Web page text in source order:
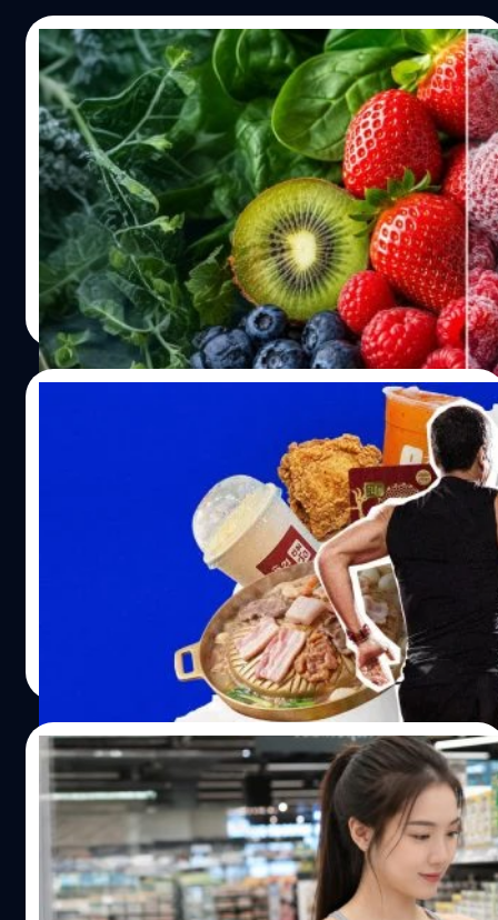
ไร้คนขับทางการแพทย์ (Drone)” เฉลิมพระเกียรติพระบาท
สมเด็จพระเจ้าอยู่หัว เนื่องในโอกาสวันเฉลิมพระชนมพรรษา
28 กรกฎาคม 2569 ซึ่งเปิดตัวอย่างเป็นทางการ ณ สนามกีฬา
พญาผานอง อำเภอปัว จังหวัดน่าน เมื่อวันที่ 16 กรกฎาคมที่
ผ่านมา โครงการนี้คือความร่วมมือครั้งสำคัญระหว่าง
กระทรวงสาธารณสุข และ บริษัท ทรู คอร์ปอเรชั่น จำกัด
(มหาชน) ร่วมด้วยภาคีเครือข่ายระดับประเทศอย่างสำนักงาน
การบินพลเรือนแห่งประเทศไทย (CAAT), สำนักงาน กสทช.
และ บริษัท วิทยุการบินแห่งประเทศไทย (AEROTHAI) เพื่อปู
ทางสู่การปฏิรูประบบโลจิสติกส์สาธารณสุขไทยทั่วประเทศ
ทำไมต้องเริ่มที่ อำเภอปัว จังหวัดน่าน อุปสรรคทางภูมิศาสตร์
ที่เทคโนโลยีต้องเอาชนะ อำเภอปัว จังหวัดน่าน ได้รับเลือกให้
เป็นพื้นที่คิกออฟปฏิบัติการจริงครั้งแรก เนื่องจากสภาพ
ภูมิประเทศมีความท้าทายสูงมาก รายล้อมด้วยภูเขาสูงชัน เส้น
ทางสัญจรทางบกคดเคี้ยวเลาะตามไหล่เขาและหน้าผา ยิ่งใน
ช่วงฤดูมรสุม พื้นที่แห่งนี้จะมีความเสี่ยงสูงจากดินสไลด์ น้ำป่า
ไหลหลาก หรือฝนตกหนักจนทำให้ถนนหนทางภาคพื้นดินถูก
ตัดขาดอย่างสมบูรณ์ การนำส่งยา เวชภัณฑ์ หรือแม้แต่การส่ง
สิ่งส่งตรวจทางห้องปฏิบัติการ…
17/07/2026
เทียบชัด ! ‘ของสด’ vs ‘แช่แข็ง’ แบบไหนดีต่อ
สุขภาพมากกว่า ?
ในยุคที่ค่าครองชีพพุ่งสูงขึ้น การซื้อผักและผลไม้สดมาตุนไว้
อาจไม่ใช่ตัวเลือกที่เป็นมิตรกับเงินในกระเป๋าสักเท่าไหร่ หาก
เหลือทิ้งก็อาจเป็น Food Waste ได้ นั่นทำให้ใครหลาย ๆ คน
จึงเริ่มหันมามองทางเลือกอย่างผักผลไม้ 'แช่แข็ง' และ 'บรรจุ
กระป๋อง' ด้วยจุดเด่นที่ราคาถูกกว่าและเก็บรักษาได้นานกว่า
ของสด คำถามสำคัญคือ ทางเลือกเหล่านี้ดีต่อสุขภาพของเรา
จริงหรือ ? ลองมาเจาะลึกข้อเท็จจริงจากงานวิจัยกัน ของสด
vs ของเแช่แข็ง อย่างที่ทุกคนก็รู้กันดีว่าผักและผลไม้เป็นแหล่ง
รวมวิตามิน แร่ธาตุ และกากใยอาหารที่สำคัญ ช่วยบำรุงสุข
ภาพองค์รวม และลดความเสี่ยงของการเกิดโรคหัวใจรวมถึง
มะเร็งบางชนิด ข่าวดีก็คือ ผักผลไม้แช่แข็งและกระป๋องส่วน
ใหญ่ สามารถรักษาคุณค่าทางโภชนาการดั้งเดิมไว้ได้เป็น
อย่างดี เผลอ ๆ อาจมีคุณค่ามากกว่าผักผลไม้สดที่ถูกแช่ทิ้งไว้
ในตู้เย็นนานนับสัปดาห์ด้วยซ้ำ หลายคนอาจจะมองว่าใช่เหรอ
เวอร์ไปมั้ย ? งานวิจัยของ University of Georgia พบว่า
การนำผักผลไม้ไปเข้าสู่กระบวนการแช่แข็งอย่างรวดเร็วหลัง
เก็บเกี่ยว จะเปรียบเสมือนการ 'ล็อก' สารอาหารเอาไว้ ทำให้
ผักอย่างบรอกโคลีหรือผักโขมแช่แข็ง มีปริมาณวิตามินและ
สารอาหารหลงเหลืออยู่สูงกว่าผักสดชนิดเดียวกันที่ถูกเก็บทิ้ง
ไว้ในตู้เย็นนานเกิน 5 วันขึ้นไป ยิ่งไปกว่านั้น กระบวนการถนอม
อาหารบางวิธียังช่วยเพิ่มปริมาณสารอาหารได้อีกด้วย
ตัวอย่างเช่น แอพริคอตแช่แข็งจะมีปริมาณวิตามินซีสูงกว่า
แบบสดมาก เนื่องจากมีการนำวิตามินซีมาใช้เป็นส่วนหนึ่งใน
กระบวนการถนอมผลไม้นั่นเอง อย่างไรก็ตาม แต่ละ
กระบวนการก็มีรายละเอียดและข้อควรระวังที่ต่างกันไป ต้อง
เล่าแบบนี้ก่อนว่าการแช่แข็ง…
อมลวรรณ ศรัทธานนท์| 21 days ago
Read More
กระแสวิ่งแลกของ การตลาดที่อาจจุดประกาย
ประเทศสุขภาพดี ?
ช่วง 2-3 ปีมานี้ เทรนด์สุขภาพในบ้านเราและทั่วโลกอยู่ในช่วง
ขาขึ้นแบบสุด ๆ ไม่ว่าจะฝั่งโภชนาการ Longevity และการ
ออกกำลังกาย โดยเฉพาะการวิ่ง ที่กลายเป็นการออกกำลังกาย
ยอดฮิตของคนไทย ส่วนสำคัญที่ขับเคลื่อนวงการวิ่งในบ้านเรา
หนีไม่พ้นโซเชียลมีเดีย ที่อินฟลูเอนเซอร์ได้ Influence หรือมี
อิทธิพลต่อคนดูสมคำเรียก และหลายเดือนมานี้เราต่างเห็น
การตลาด "การวิ่งแลกของ" ไม่ว่าจะวิ่งแลกแว่น วิ่งแลกไก่
ทอด วิ่งแลกออนเซน หรือแม้แต่การวิ่งแลกส่วนลดซิลิโคน
เสริมหน้าอก BT beartai เลยมานั่งคิดว่าหรือนี่จะเป็นจุดเริ่ม
ต้นของสังคม-ประเทศสุขภาพดีของไทยได้รึเปล่านะ จาก
ข้อมูลปัจจุบันคนอ้วนในไทย ทั้งโรคอ้วนและน้ำหนักเกินมีเพิ่ม
ขึ้นมาก ไหนจะเบาหวานชนิดที่ 2 และ NCDs อีกหลายโรคก็
เพิ่มขึ้น กระแสการวิ่งแลกที่สามารถเปลี่ยนความน่าเบื่อของ
การออกกำลังกายให้กลายมาเป็นความท้าทายที่จับต้องได้
| 21 days ago
15/07/2026
แทร็กอาหารด้วยแอปฯ ดีจริงไหม ?
ทุกวันนี้คนหันมาใส่ใจสุขภาพกันมากขึ้น ทั้งคนที่ตั้งใจลดน้ำ
หนัก คุมอาหาร หรือเพราะโรคประจำตัวที่รุมเร้าจนต้องเข้ม